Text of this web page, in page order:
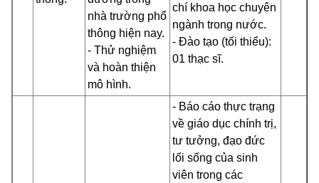
nhà trường phổ
thông hiện nay.
- Thử nghiệm
và hoàn thiện
mô hình.
chí khoa học chuyên
ngành trong nước.
- Đào tạo (tối thiểu):
01 thạc sĩ.
- Báo cáo thực trạng
về giáo dục chính trị,
tư tưởng, đạo đức
lối sống của sinh
viên trong các